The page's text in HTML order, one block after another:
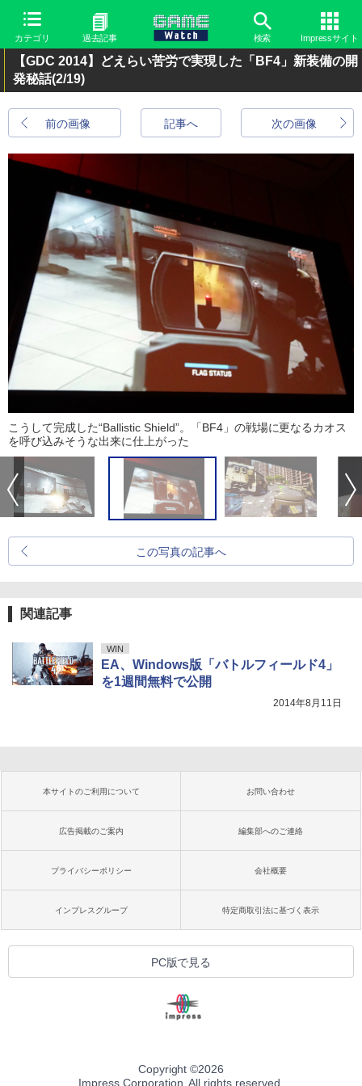
カテゴリ 過去記事 検索 Impressサイト
【GDC 2014】どえらい苦労で実現した「BF4」新装備の開
発秘話(2/19)
前の画像 次の画像
記事へ
こうして完成した“Ballistic Shield”。「BF4」の戦場に更なるカオス
を呼び込みそうな出来に仕上がった
この写真の記事へ
関連記事
WIN
EA、Windows版「バトルフィールド4」
を1週間無料で公開
2014年8月11日
本サイトのご利用について お問い合わせ
広告掲載のご案内 編集部へのご連絡
プライバシーポリシー 会社概要
インプレスグループ 特定商取引法に基づく表示
PC版で見る
Copyright ©2026
Impress Corporation. All rights reserved.